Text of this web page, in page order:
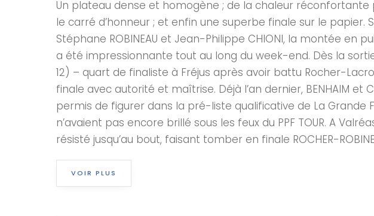
Un plateau dense et homogène ; de la chaleur
le carré d’honneur ; et enfin une superbe finale sur le papier.
Stéphane ROBINEAU et Jean-Philippe CHIONI, la montée en
a été impressionnante tout au long du week-end. Dès la
12) – quart de finaliste à Fréjus après avoir battu Rocher-
finale avec autorité et maîtrise. Déjà l’an dernier, BENHAIM
permis de figurer dans la pré-liste qualificative de La Grande
n’avaient pas encore brillé sous les feux du PPF TOUR. A
résisté jusqu’au bout, faisant tomber en finale ROCHER-
VOIR PLUS